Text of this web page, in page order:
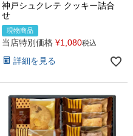
神戸シュクレテ クッキー詰合
せ
現物商品
当店特別価格 ¥1,080税込
詳細を見る